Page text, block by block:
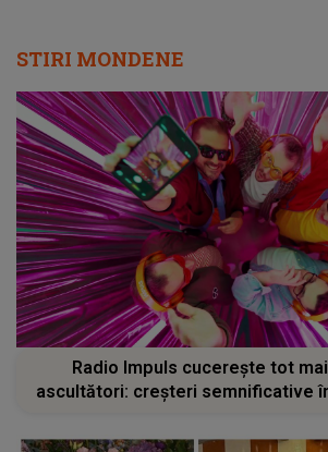
STIRI MONDENE
Radio Impuls cucerește tot
ascultători: creșteri semnificative